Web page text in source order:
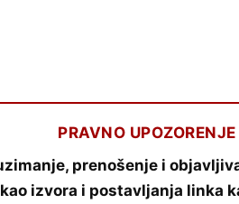
PRAVNO UPOZORENJE
prenošenje i
izvora i postavljanja linka